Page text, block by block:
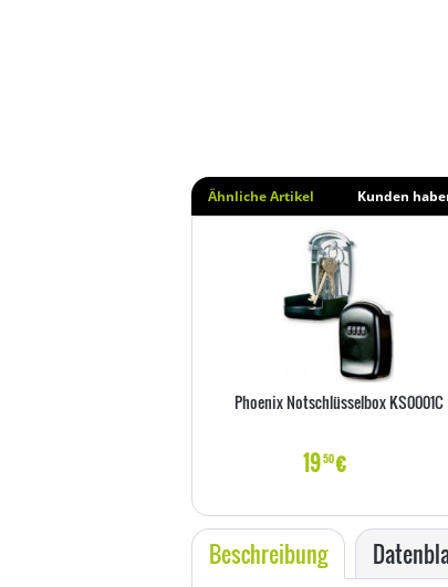
Ähnliche Artikel Kunden
Phoenix Notschlüsselbox KS0001C
1950€
Beschreibung